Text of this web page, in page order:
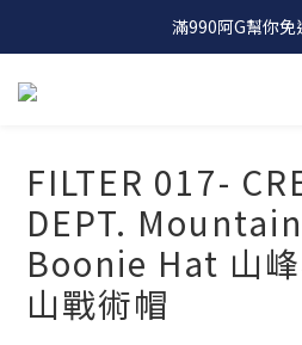
OCTO GAMBOL |  工裝品牌 |
滿990阿G幫你免
OCTO GAMBOL |  工裝品牌 |
FILTER 017-
DEPT.
Boonie Hat 山
山戰術帽